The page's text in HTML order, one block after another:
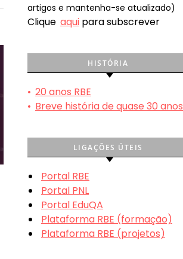
artigos e mantenha-se atualizado)
Clique aqui para subscrever
HISTÓRIA
• 20 anos RBE
• Breve história de quase 30 anos
LIGAÇÕES ÚTEIS
Portal RBE
Portal PNL
Portal EduQA
Plataforma RBE (formação)
Plataforma RBE (projetos)